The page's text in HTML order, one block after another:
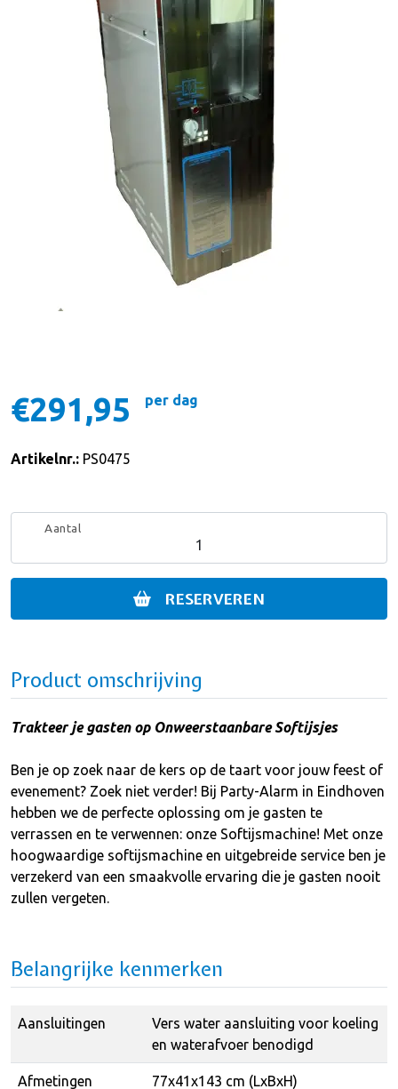
€291,95 per dag
Artikelnr.: PS0475
Aantal
RESERVEREN
Product omschrijving
Trakteer je gasten op Onweerstaanbare Softijsjes
Ben je op zoek naar de kers op de taart voor jouw feest of
evenement? Zoek niet verder! Bij Party-Alarm in Eindhoven
hebben we de perfecte oplossing om je gasten te
verrassen en te verwennen: onze Softijsmachine! Met onze
hoogwaardige softijsmachine en uitgebreide service ben je
verzekerd van een smaakvolle ervaring die je gasten nooit
zullen vergeten.
Belangrijke kenmerken
Aansluitingen
Vers water aansluiting voor koeling
en waterafvoer benodigd
Afmetingen 77x41x143 cm (LxBxH)